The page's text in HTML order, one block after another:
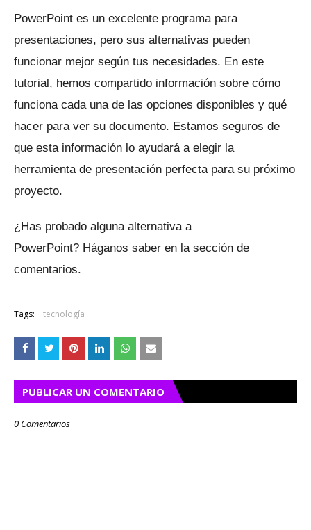
PowerPoint es un excelente programa para
presentaciones, pero sus alternativas pueden
funcionar mejor según tus necesidades. En este
tutorial, hemos compartido información sobre cómo
funciona cada una de las opciones disponibles y qué
hacer para ver su documento. Estamos seguros de
que esta información lo ayudará a elegir la
herramienta de presentación perfecta para su próximo
proyecto.
¿Has probado alguna alternativa a
PowerPoint? Háganos saber en la sección de
comentarios.
Tags: tecnología
PUBLICAR UN COMENTARIO
0 Comentarios